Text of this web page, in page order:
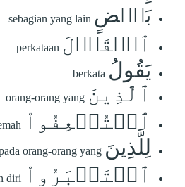
بَعۡضٍ sebagian yang lain
ٱلۡقَوۡلَ perkataan
يَقُولُ berkata
ٱلَّذِينَ orang-orang yang
ٱسۡتُضۡعِفُواْ
لِلَّذِينَ orang-orang yang
ٱسۡتَكۡبَرُواْ diri